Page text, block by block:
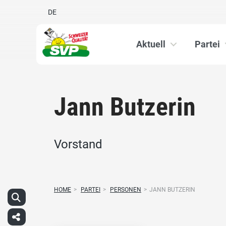
DE
Aktuell Partei
Jann Butzerin
Vorstand
HOME > PARTEI > PERSONEN > JANN BUTZERIN